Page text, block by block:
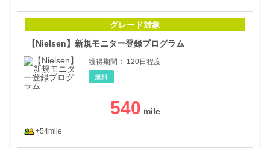
グレード対象
【Nielsen】新規モニター登録プログラム
獲得期間： 120日程度
無料
540
+54mile